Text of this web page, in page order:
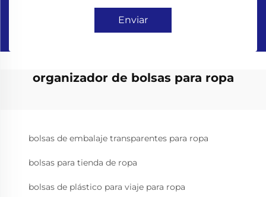
Enviar
organizador de bolsas para ropa
bolsas de embalaje transparentes para ropa
bolsas para tienda de ropa
bolsas de plástico para viaje para ropa